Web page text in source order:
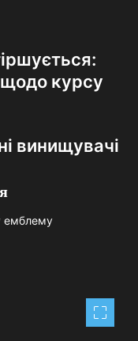
щодо курсу
винищувачі